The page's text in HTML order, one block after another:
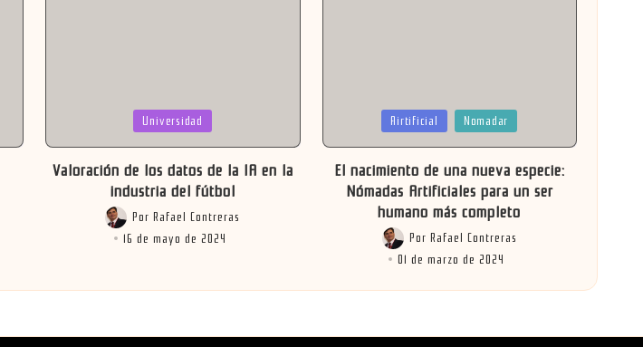
Universidad
Valoración de los datos de la IA en la
industria del fútbol
Publicado
Por Rafael Contreras
16 de mayo de 2024
Airtificial Nomadar
El nacimiento de una nueva especie:
Nómadas Artificiales para un ser
humano más completo
Publicado
Por Rafael Contreras
01 de marzo de 2024